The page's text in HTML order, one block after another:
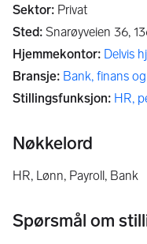
Sektor: Privat
Sted: Snarøyveien 36,
Hjemmekontor: Delvis
Bransje: Bank, finans
Stillingsfunksjon: HR,
Nøkkelord
HR, Lønn, Payroll, Bank
Spørsmål om